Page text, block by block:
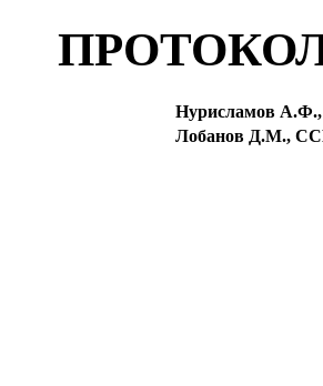
Нурисламов
Лобанов Д.М.,